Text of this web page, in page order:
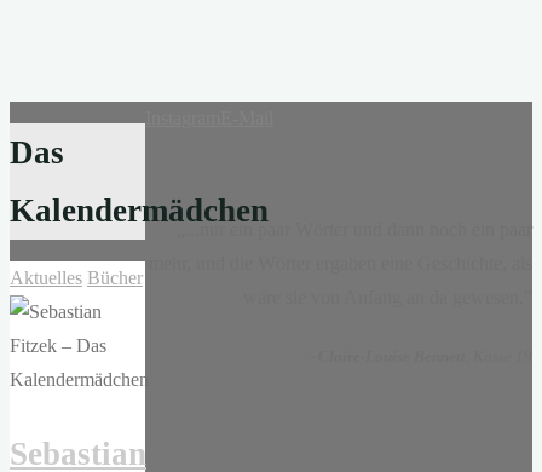
Das
Kalendermädchen
Aktuelles Bücher
Sebastian